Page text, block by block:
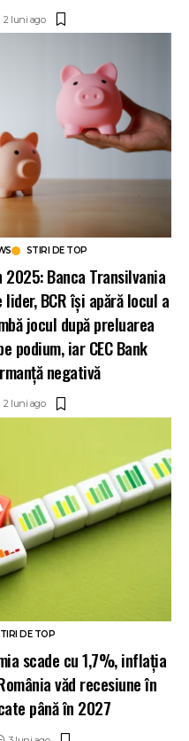
2 luni ago
STIRI DE TOP
Banca Transilvania
BCR își apără locul a
jocul după preluarea
podium, iar CEC Bank
negativă
2 luni ago
DE TOP
scade cu 1,7%, inflația
văd recesiune în
până în 2027